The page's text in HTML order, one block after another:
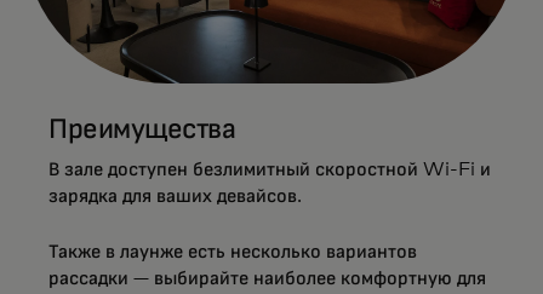
Преимущества
В зале доступен безлимитный скоростной Wi-Fi и
зарядка для ваших девайсов.
Также в лаунже есть несколько вариантов
рассадки — выбирайте наиболее комфортную для